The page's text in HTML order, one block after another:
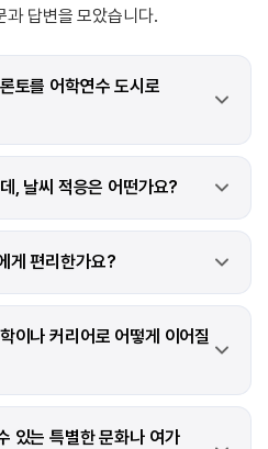
과 답변을 모았습니다.
토를 어학연수 도시로
, 날씨 적응은 어떤가요?
게 편리한가요?
이나 커리어로 어떻게 이어질
있는 특별한 문화나 여가